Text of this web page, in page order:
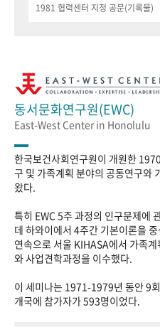
1981 협력센터 지정 공문(기록물)
동서문화연구원(EWC)
East-West Center in Honolulu
한국보건사회연구원이 개원한
구 및 가족계획 분야의 공동연구와
왔다.
특히 EWC 5주 과정의 인구문제에
데 하와이에서 4주간 기본이론을
연속으로 서울 KIHASA에서 가족
와 사업견학과정을 이수했다.
이 세미나는 1971-1979년 동안 9
개국에 참가자가 593명이었다.